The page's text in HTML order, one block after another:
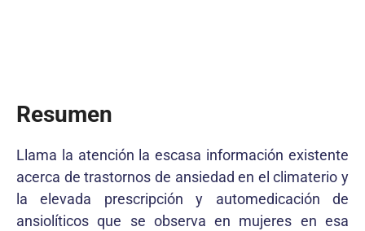
Resumen
Llama la atención la escasa información existente
acerca de trastornos de ansiedad en el climaterio y
la elevada prescripción y automedicación de
ansiolíticos que se observa en mujeres en esa